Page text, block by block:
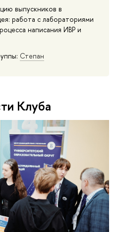
выпускников в
работа с лабораториями
написания ИВР и
Степан
Клуба